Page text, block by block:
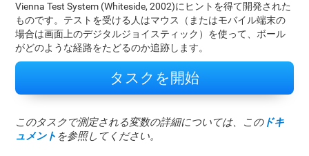
Vienna Test System (Whiteside, 2002)にヒントを得て開発された
ものです。テストを受ける人はマウス（またはモバイル端末の
場合は画面上のデジタルジョイスティック）を使って、ボール
がどのような経路をたどるのか追跡します。
タスクを開始
このタスクで測定される変数の詳細については、このドキ
ュメント を参照してください。